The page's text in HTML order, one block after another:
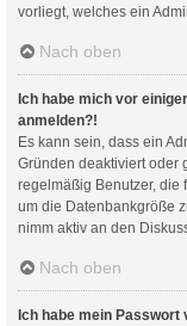
vorliegt, welches ein
Nach oben
Ich habe mich vor
anmelden?!
Es kann sein, dass ein
Gründen deaktiviert oder
regelmäßig Benutzer, die
um die Datenbankgröße
nimm aktiv an den
Nach oben
Ich habe mein Passwort